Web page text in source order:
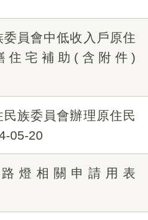
員會中低收入戶原住
住宅補助(含附件)
族委員會辦理原住民
05-20
燈相關申請用表